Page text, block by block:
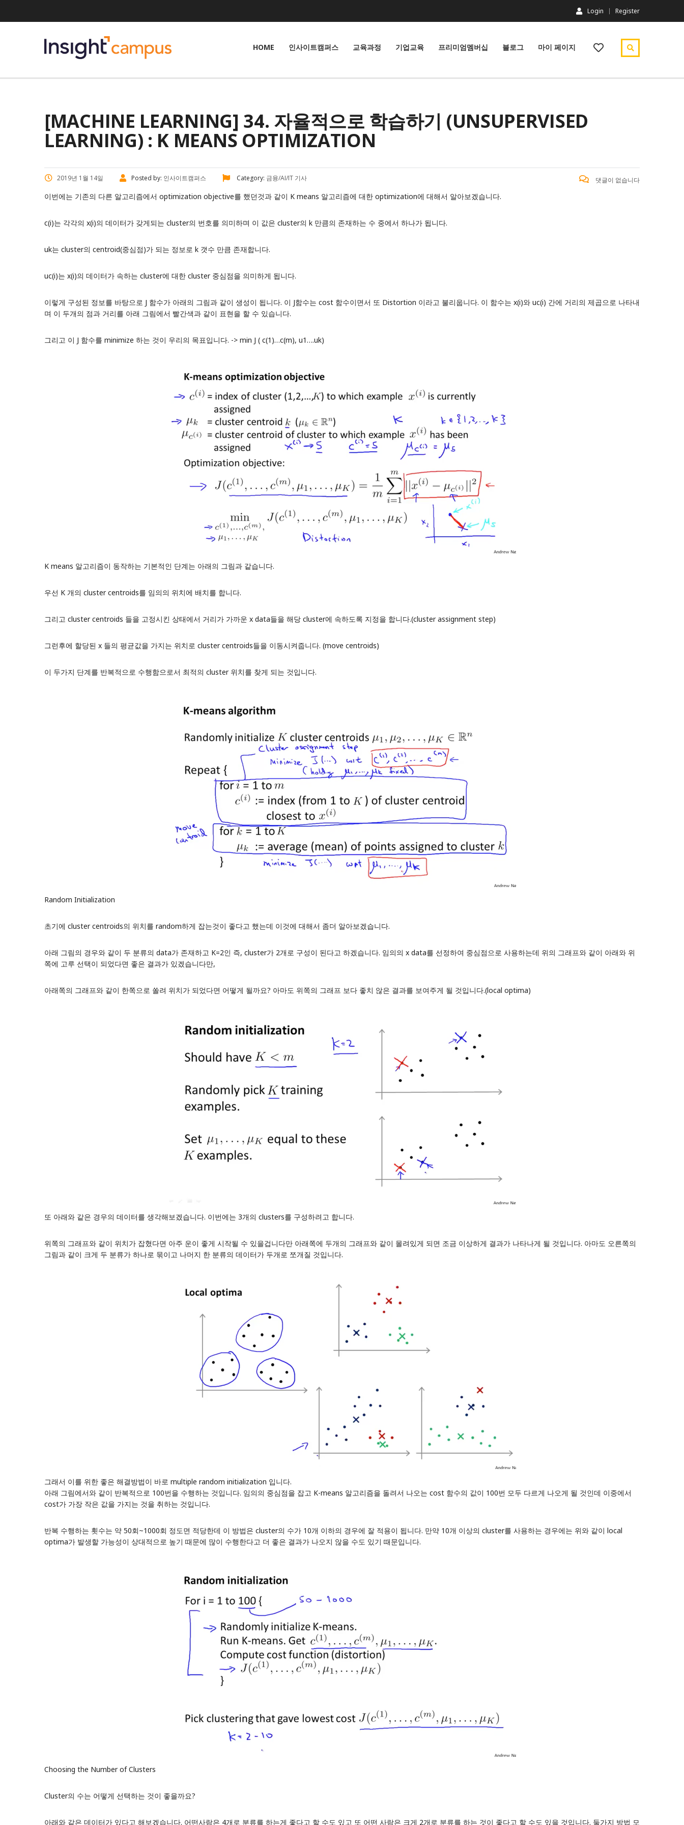
Login Register
HOME 인사이트캠퍼스 교육과정 기업교육 프리미엄멤버십 블로그 마이 페이지
[MACHINE LEARNING] 34. 자율적으로 학습하기 (UNSUPERVISED
LEARNING) : K MEANS OPTIMIZATION
2019년 1월 14일 Posted by: 인사이트캠퍼스 Category: 금융/AI/IT 기사 댓글이 없습니다
이번에는 기존의 다른 알고리즘에서 optimization objective를 했던것과 같이 K means 알고리즘에 대한 optimization에 대해서 알아보겠습니다.
c(i)는 각각의 x(i)의 데이터가 갖게되는 cluster의 번호를 의미하며 이 값은 cluster의 k 만큼의 존재하는 수 중에서 하나가 됩니다.
uk는 cluster의 centroid(중심점)가 되는 정보로 k 갯수 만큼 존재합니다.
uc(i)는 x(i)의 데이터가 속하는 cluster에 대한 cluster 중심점을 의미하게 됩니다.
이렇게 구성된 정보를 바탕으로 J 함수가 아래의 그림과 같이 생성이 됩니다. 이 J함수는 cost 함수이면서 또 Distortion 이라고 불리웁니다. 이 함수는 x(i)와 uc(i) 간에 거리의 제곱으로 나타내
며 이 두개의 점과 거리를 아래 그림에서 빨간색과 같이 표현을 할 수 있습니다.
그리고 이 J 함수를 minimize 하는 것이 우리의 목표입니다. -> min J ( c(1)…c(m), u1….uk)
K means 알고리즘이 동작하는 기본적인 단계는 아래의 그림과 같습니다.
우선 K 개의 cluster centroids를 임의의 위치에 배치를 합니다.
그리고 cluster centroids 들을 고정시킨 상태에서 거리가 가까운 x data들을 해당 cluster에 속하도록 지정을 합니다.(cluster assignment step)
그런후에 할당된 x 들의 평균값을 가지는 위치로 cluster centroids들을 이동시켜줍니다. (move centroids)
이 두가지 단계를 반복적으로 수행함으로서 최적의 cluster 위치를 찾게 되는 것입니다.
Random Initialization
초기에 cluster centroids의 위치를 random하게 잡는것이 좋다고 했는데 이것에 대해서 좀더 알아보겠습니다.
아래 그림의 경우와 같이 두 분류의 data가 존재하고 K=2인 즉, cluster가 2개로 구성이 된다고 하겠습니다. 임의의 x data를 선정하여 중심점으로 사용하는데 위의 그래프와 같이 아래와 위
쪽에 고루 선택이 되었다면 좋은 결과가 있겠습니다만,
아래쪽의 그래프와 같이 한쪽으로 쏠려 위치가 되었다면 어떻게 될까요? 아마도 위쪽의 그래프 보다 좋치 않은 결과를 보여주게 될 것입니다.(local optima)
또 아래와 같은 경우의 데이터를 생각해보겠습니다. 이번에는 3개의 clusters를 구성하려고 합니다.
위쪽의 그래프와 같이 위치가 잡혔다면 아주 운이 좋게 시작될 수 있을겁니다만 아래쪽에 두개의 그래프와 같이 몰려있게 되면 조금 이상하게 결과가 나타나게 될 것입니다. 아마도 오른쪽의
그림과 같이 크게 두 분류가 하나로 묶이고 나머지 한 분류의 데이터가 두개로 쪼개질 것입니다.
그래서 이를 위한 좋은 해결방법이 바로 multiple random initialization 입니다.
아래 그림에서와 같이 반복적으로 100번을 수행하는 것입니다. 임의의 중심점을 잡고 K-means 알고리즘을 돌려서 나오는 cost 함수의 값이 100번 모두 다르게 나오게 될 것인데 이중에서
cost가 가장 작은 값을 가지는 것을 취하는 것입니다.
반복 수행하는 횟수는 약 50회~1000회 정도면 적당한데 이 방법은 cluster의 수가 10개 이하의 경우에 잘 적용이 됩니다. 만약 10개 이상의 cluster를 사용하는 경우에는 위와 같이 local
optima가 발생할 가능성이 상대적으로 높기 때문에 많이 수행한다고 더 좋은 결과가 나오지 않을 수도 있기 때문입니다.
Choosing the Number of Clusters
Cluster의 수는 어떻게 선택하는 것이 좋을까요?
아래와 같은 데이터가 있다고 해보겠습니다. 어떤사람은 4개로 분류를 하는게 좋다고 할 수도 있고 또 어떤 사람은 크게 2개로 분류를 하는 것이 좋다고 할 수도 있을 것입니다. 둘가지 방법 모